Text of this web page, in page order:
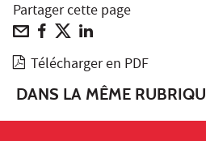
Partager cette page
Télécharger en PDF
DANS LA MÊME